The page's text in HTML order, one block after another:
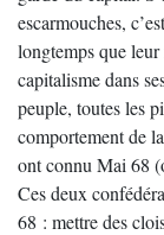
escarmouches,
longtemps que leur
capitalisme dans
peuple, toutes les
comportement de
ont connu Mai 68
Ces deux
68 : mettre des